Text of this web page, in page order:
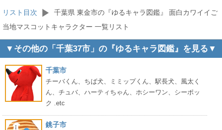
リスト目次
千葉県 東金市の『ゆるキャラ図鑑』 面白カワイイご
当地マスコットキャラクター 一覧リスト
▼その他の「千葉37市」の『ゆるキャラ図鑑』を見る▼
千葉市
チーバくん、ちば犬、ミミップくん、駅長犬、風太く
ん、チュバ、ハーティちゃん、ホシーワン、シーポッ
ク .etc
銚子市